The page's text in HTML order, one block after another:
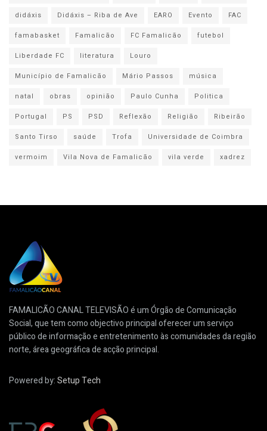
didáxis
Didáxis – Riba de Ave EARO Evento
FAC
famabasket
Famalicão FC Famalicão
futebol
Liberdade FC
literatura
Louro
Município de Famalicão
Mário Passos
música
natal
obras opinião Paulo Cunha
Politica
Portugal
PS PSD Reflexão Religião
Ribeirão
Santo Tirso
saúde Trofa
Universidade de Coimbra
vermoim
Vila Nova de Famalicão vila verde xadrez
FAMALICÃO CANAL TELEVISÃO é um Órgão de Comunicação
Social, que tem como objectivo principal oferecer um serviço
público de informação e entretenimento às comunidades da região
norte, área geográfica de acção principal.
Powered by:Setup Tech